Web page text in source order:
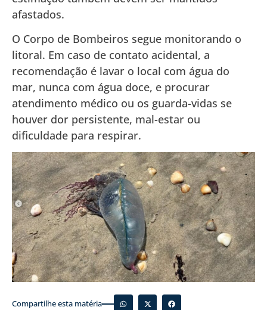
afastados.
O Corpo de Bombeiros segue monitorando o
litoral. Em caso de contato acidental, a
recomendação é lavar o local com água do
mar, nunca com água doce, e procurar
atendimento médico ou os guarda-vidas se
houver dor persistente, mal-estar ou
dificuldade para respirar.
Compartilhe esta matéria